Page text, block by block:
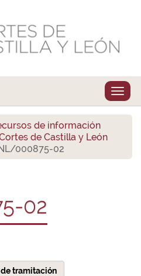
de información
de Castilla y León
000875-02
02
tramitación